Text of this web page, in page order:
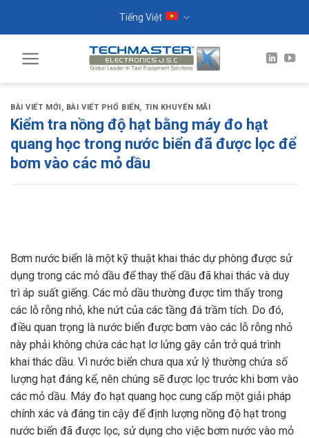
Tiếng Việt
BÀI VIẾT MỚI, BÀI VIẾT PHỔ BIẾN, TIN KHUYẾN MÃI
Kiểm tra nồng độ hạt bằng máy đo hạt
quang học trong nước biển đã được lọc để
bơm vào các mỏ dầu
Bơm nước biển là một kỹ thuật khai thác dự phòng được sử
dụng trong các mỏ dầu để thay thế dầu đã khai thác và duy
trì áp suất giếng. Các mỏ dầu thường được tìm thấy trong
các lỗ rỗng nhỏ, khe nứt của các tầng đá trầm tích. Do đó,
điều quan trọng là nước biển được bơm vào các lỗ rỗng nhỏ
này phải không chứa các hạt lơ lửng gây cản trở quá trình
khai thác dầu. Vì nước biển chưa qua xử lý thường chứa số
lượng hạt đáng kể, nên chúng sẽ được lọc trước khi bơm vào
các mỏ dầu. Máy đo hạt quang học cung cấp một giải pháp
chính xác và đáng tin cậy để định lượng nồng độ hạt trong
nước biển đã được lọc, sử dụng cho việc bơm nước vào mỏ